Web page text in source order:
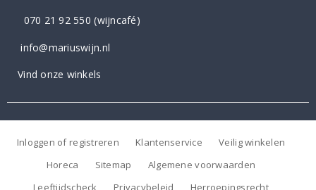
070 21 92 550 (wijncafé)
info@mariuswijn.nl
Vind onze winkels
Inloggen of registreren Klantenservice
Veilig winkelen
Horeca
Sitemap
Algemene voorwaarden
Leeftijdscheck
Privacybeleid Herroepingsrecht